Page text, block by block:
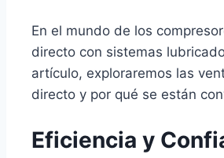
En el mundo de los
directo con sistemas
artículo, exploraremos las
directo y por qué se están
Eficiencia y